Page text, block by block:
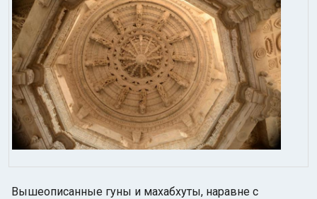
Вышеописанные гуны и махабхуты, наравне с